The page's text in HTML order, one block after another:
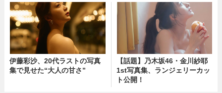
伊藤彩沙、20代ラストの写真
集で見せた“大人の甘さ”
【話題】乃木坂46・金川紗耶
1st写真集、ランジェリーカッ
ト公開！